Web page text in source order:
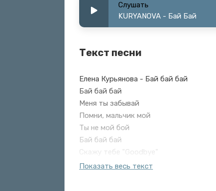
Слушать
KURYANOVA - Бай Бай
Текст песни
Елена Курьянова - Бай бай бай
Бай бай бай
Меня ты забывай
Помни, мальчик мой
Ты не мой бой
Бай бай бай
Скажу тебе "Goodbye"
Конечно ты крутой
Показать весь текст